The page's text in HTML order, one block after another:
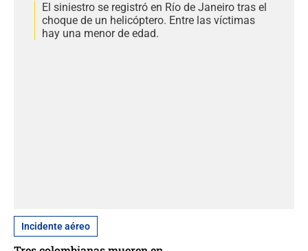
El siniestro se registró en Río de Janeiro tras el
choque de un helicóptero. Entre las víctimas
hay una menor de edad.
Incidente aéreo